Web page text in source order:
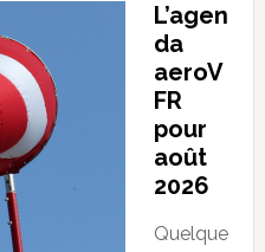
L’agen
da
aeroV
FR
pour
août
2026
Quelque